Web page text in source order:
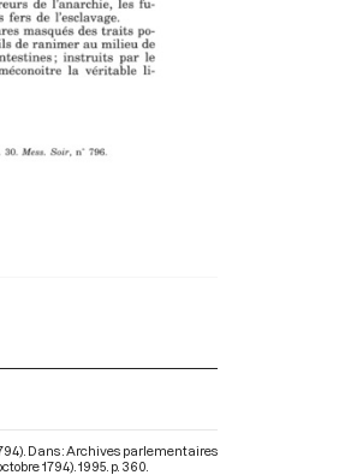
Dans : Archives parlementaires
1794) . 1995. p. 360.